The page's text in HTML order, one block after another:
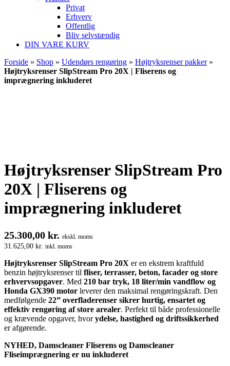
Privat
Erhverv
Offentlig
Bliv selvstændig
DIN VARE KURV
Forside » Shop » Udendørs rengøring » Højtryksrenser pakker»
Højtryksrenser SlipStream Pro 20X | Fliserens og
imprægnering inkluderet
Højtryksrenser SlipStream Pro
20X | Fliserens og
imprægnering inkluderet
25.300,00 kr. ekskl. moms
31.625,00 kr. inkl. moms
Højtryksrenser SlipStream Pro 20X er en ekstrem kraftfuld
benzin højtryksrenser til fliser, terrasser, beton, facader og store
erhvervsopgaver. Med 210 bar tryk, 18 liter/min vandflow og
Honda GX390 motor leverer den maksimal rengøringskraft. Den
medfølgende 22” overfladerenser sikrer hurtig, ensartet og
effektiv rengøring af store arealer. Perfekt til både professionelle
og krævende opgaver, hvorydelse, hastighed og driftssikkerhed
er afgørende.
NYHED, Damscleaner Fliserens og Damscleaner
Fliseimprægnering er nu inkluderet